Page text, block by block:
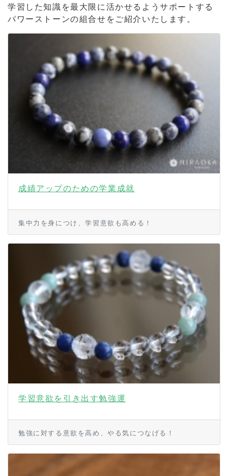
学習した知識を最大限に活かせるようサポートする
パワーストーンの組合せをご紹介いたします。
成績アップのための学業成就
集中力を身につけ、学習意欲も高める！
学習意欲を引き出す勉強運
勉強に対する意欲を高め、やる気につなげる！